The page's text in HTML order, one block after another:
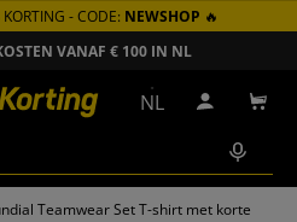
- CODE: NEWSHOP 🔥
VANAF € 100 IN NL
NL Inloggen
Teamwear Set T-shirt met korte